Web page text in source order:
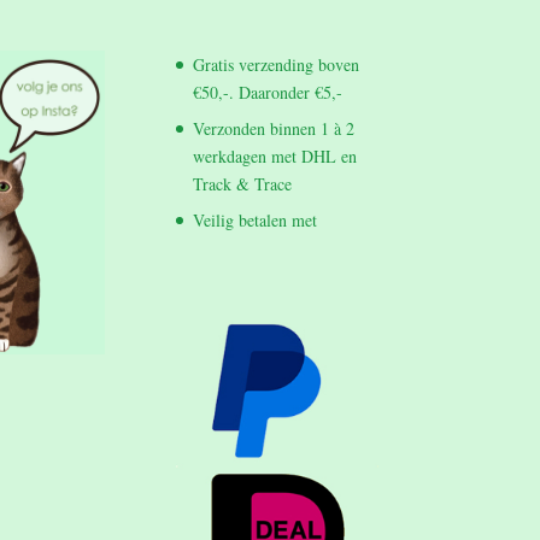
Gratis verzending boven
€50,-. Daaronder €5,-
Verzonden binnen 1 à 2
werkdagen met DHL en
Track & Trace
Veilig betalen met